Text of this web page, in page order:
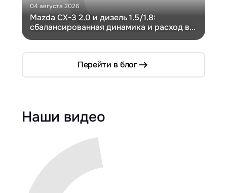
04 августа 2026
Mazda CX-3 2.0 и дизель 1.5/1.8:
сбалансированная динамика и расход в
Перейти в блог
Наши видео